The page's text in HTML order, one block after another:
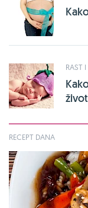
RAST
RECEPT DANA